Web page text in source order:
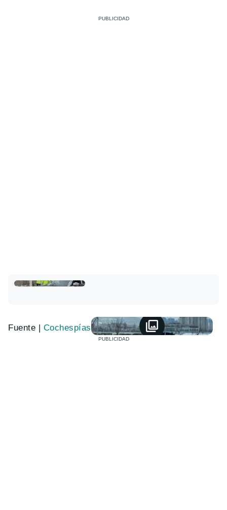
Fuente | Cochespías